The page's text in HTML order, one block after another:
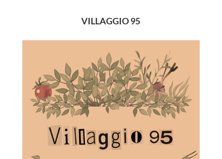
VILLAGGIO 95